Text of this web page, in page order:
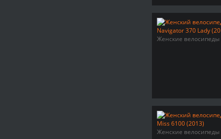
Женские велосипеды
Женские велосипеды